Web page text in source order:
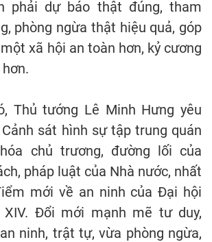
phải dự báo thật đúng, tham
phòng ngừa thật hiệu quả, góp
xã hội an toàn hơn, kỷ cương
Thủ tướng Lê Minh Hưng yêu
sát hình sự tập trung quán
chủ trương, đường lối của
pháp luật của Nhà nước, nhất
mới về an ninh của Đại hội
Đổi mới mạnh mẽ tư duy,
ninh, trật tự, vừa phòng ngừa,